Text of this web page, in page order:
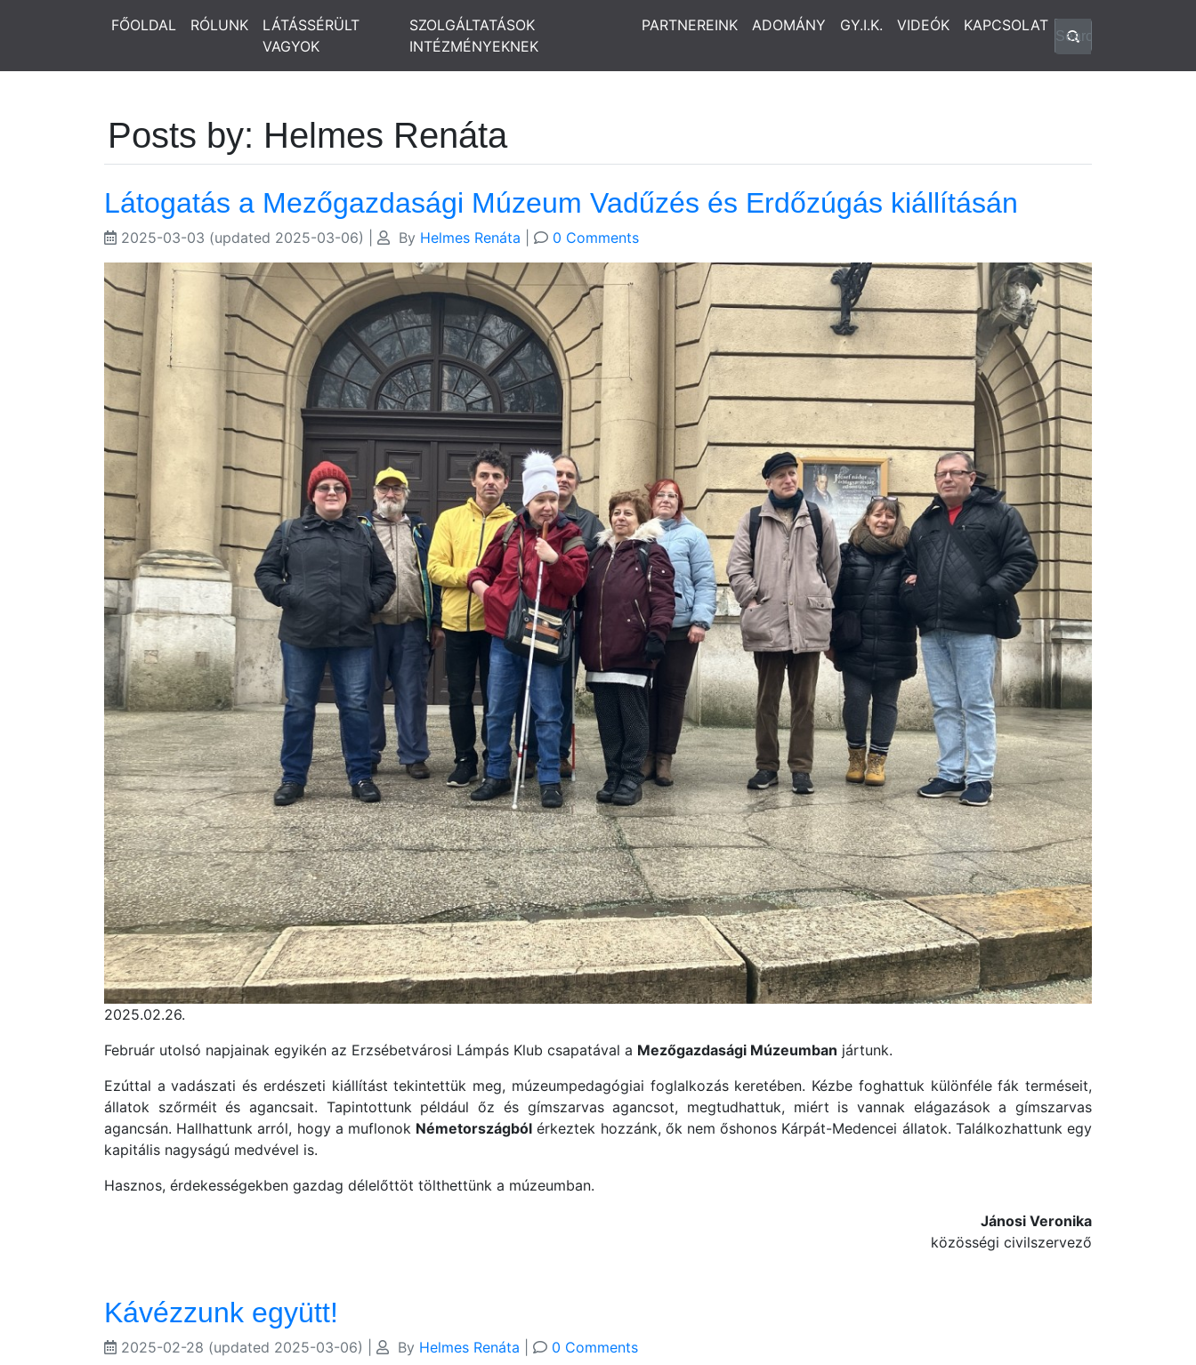
FŐOLDAL RÓLUNK
LÁTÁSSÉRÜLT
VAGYOK
SZOLGÁLTATÁSOK
INTÉZMÉNYEKNEK
PARTNEREINK ADOMÁNY GY.I.K. VIDEÓK KAPCSOLAT
Posts by: Helmes Renáta
Látogatás a Mezőgazdasági Múzeum Vadűzés és Erdőzúgás kiállításán
2025-03-03 (updated 2025-03-06) By Helmes Renáta 0 Comments
2025.02.26.
Február utolsó napjainak egyikén az Erzsébetvárosi Lámpás Klub csapatával a Mezőgazdasági Múzeumban jártunk.
Ezúttal a vadászati és erdészeti kiállítást tekintettük meg, múzeumpedagógiai foglalkozás keretében. Kézbe foghattuk különféle fák terméseit,
állatok szőrméit és agancsait. Tapintottunk például őz és gímszarvas agancsot, megtudhattuk, miért is vannak elágazások a gímszarvas
agancsán. Hallhattunk arról, hogy a muflonok Németországból érkeztek hozzánk, ők nem őshonos Kárpát-Medencei állatok. Találkozhattunk egy
kapitális nagyságú medvével is.
Hasznos, érdekességekben gazdag délelőttöt tölthettünk a múzeumban.
Jánosi Veronika
közösségi civilszervező
Kávézzunk együtt!
2025-02-28 (updated 2025-03-06) By Helmes Renáta 0 Comments